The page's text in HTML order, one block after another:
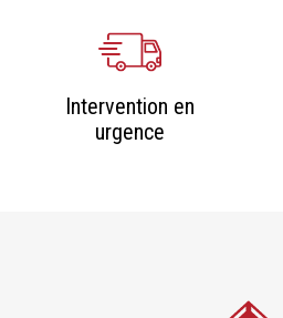
Intervention en
urgence